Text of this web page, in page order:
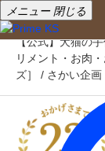
メニュー 閉じる
【公式】犬猫の
リメント・お肉
ズ］ / さかい企画